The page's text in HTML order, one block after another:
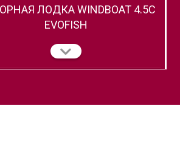
ЛОДКА WINDBOAT 4.5C
EVOFISH